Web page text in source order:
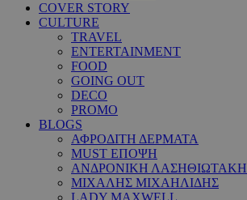
COVER STORY
CULTURE
TRAVEL
ENTERTAINMENT
FOOD
GOING OUT
DECO
PROMO
BLOGS
ΑΦΡΟΔΙΤΗ ΔΕΡΜΑΤΑ
MUST ΕΠΟΨΗ
ΑΝΔΡΟΝΙΚΗ ΛΑΣΗΘΙΩΤΑΚΗ
ΜΙΧΑΛΗΣ ΜΙΧΑΗΛΙΔΗΣ
LADY MAXWELL